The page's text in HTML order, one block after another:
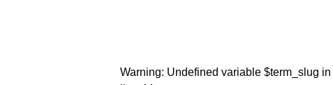
Warning: Undefined variable $term_slug in